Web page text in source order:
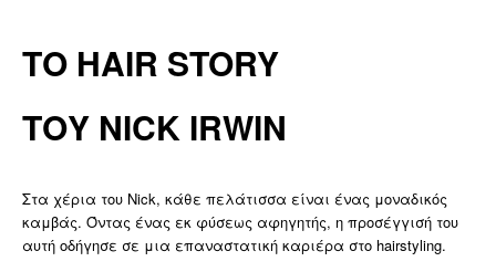
ΤΟ HAIR STORY
ΤΟΥ NICK IRWIN
Στα χέρια του Nick, κάθε πελάτισσα είναι ένας μοναδικός
καμβάς. Όντας ένας εκ φύσεως αφηγητής, η προσέγγισή του
αυτή οδήγησε σε μια επαναστατική καριέρα στο hairstyling.